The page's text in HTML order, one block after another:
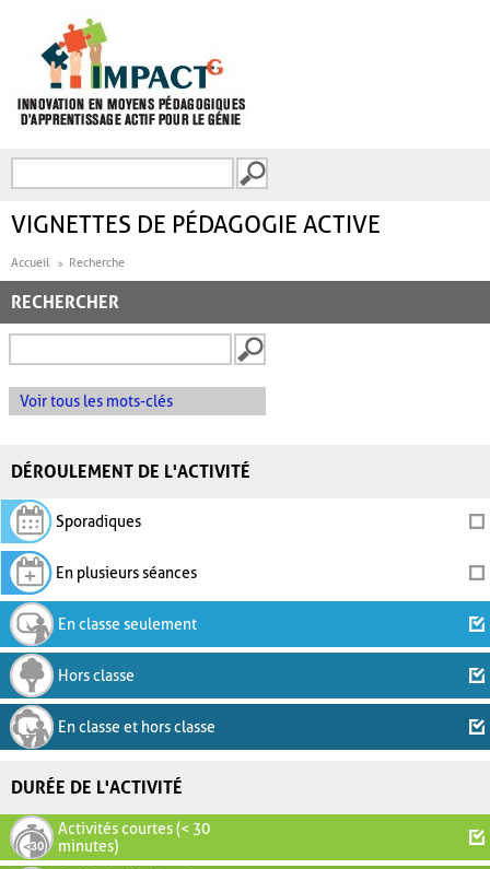
FORMULAIRE DE
VIGNETTES DE PÉDAGOGIE ACTIVE
Accueil Recherche
RECHERCHER
Voir tous les mots-clés
DÉROULEMENT DE L'ACTIVITÉ
Sporadiques
En plusieurs séances
En classe seulement
Hors classe
En classe et hors classe
DURÉE DE L'ACTIVITÉ
Activités courtes (< 30
minutes)